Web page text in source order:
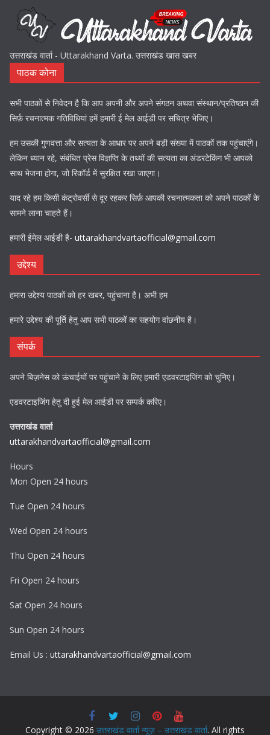
उत्तराखंड वार्ता - Uttarakhand Varta. उत्तराखंड खास खबर
पाठक कोना
सभी पाठकों से निवेदन है कि आप अपनी और अपने संगठन अथवा संस्थान/प्रतिष्ठान की
सिर्फ़ रचनात्मक गतिविधियां हमें हमारी ई मेल आईडी पर सचित्र भेजिए।
हम उसकी गुणवत्ता और सत्यता के आधार पर अपने बड़ी संख्या में पाठकों तक पहुंचाएंगे।
लेकिन ध्यान रहे, संबंधित प्रेस विज्ञप्ति के तथ्यों की सत्यता का अंडरटेकिंग भी आपको
साथ भेजना होगा, जो रिकॉर्ड में सुरक्षित रखा जाएगा।
याद रहे हम किसी कंट्रोवर्सी से दूर रहकर सिर्फ़ आपकी रचनात्मकता को अपने पाठकों के
सामने लाना चाहते हैं।
हमारी ईमेल आईडी है- uttarakhandvartaofficial@gmail.com
उद्देश्य
हमारा उद्देश्य पाठकों को हर खबर, पहुंचाना है। अभी हम
हमारे उद्देश्य की पूर्ति हेतु आप सभी पाठकों का सहयोग वांछनीय है।
संपर्क
अपने बिज़नेस को ऊंचाईयों पर पहुंचाने के लिए हमारी एडवरटाइजिंग को चुनिए।
एडवरटाइजिंग हेतु दी हुई मेल आईडी पर सम्पर्क करिए।
उत्तराखंड वार्ता
uttarakhandvartaofficial@gmail.com
Hours
Mon Open 24 hours
Tue Open 24 hours
Wed Open 24 hours
Thu Open 24 hours
Fri Open 24 hours
Sat Open 24 hours
Sun Open 24 hours
Email Us : uttarakhandvartaofficial@gmail.com
Copyright © 2026 उत्तराखंड वार्ता न्यूज़ – उत्तराखंड वार्ता. All rights